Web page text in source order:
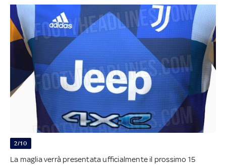
2/10
La maglia verrà presentata ufficialmente il prossimo 15